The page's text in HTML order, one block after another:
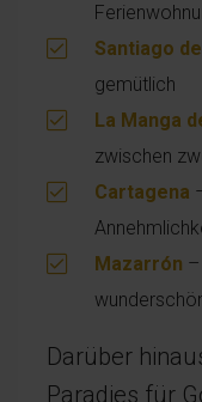
Santiago
gemütlich
La Manga
zwischen
Cartagena
Mazarrón
Darüber
Paradies für